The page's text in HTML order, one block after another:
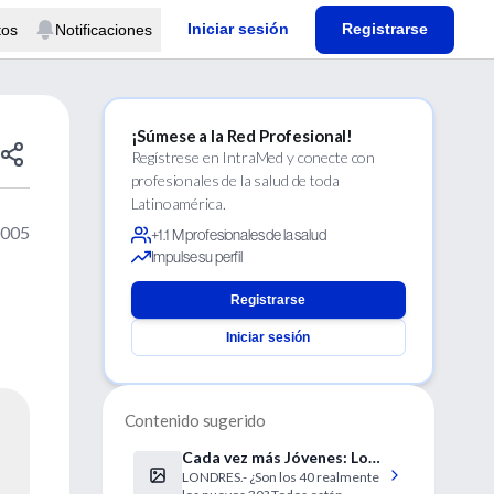
Notificaciones Iniciar sesión Registrarse
¡Súmese a la Red Profesional!
Regístrese en IntraMed y conecte con
profesionales de la salud de toda
Latinoamérica.
+1.1 M profesionales de la salud
Impulse su perfil
Registrarse
Iniciar sesión
Contenido sugerido
Cada vez más Jóvenes: Los
55 de ahora son como los
LONDRES.- ¿Son los 40 realmente